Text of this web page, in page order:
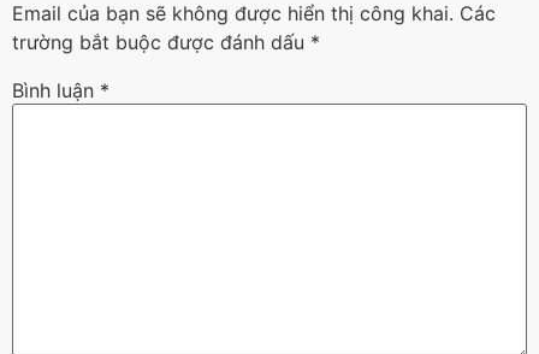
Email của bạn sẽ không được hiển thị công khai. Các
trường bắt buộc được đánh dấu *
Bình luận *